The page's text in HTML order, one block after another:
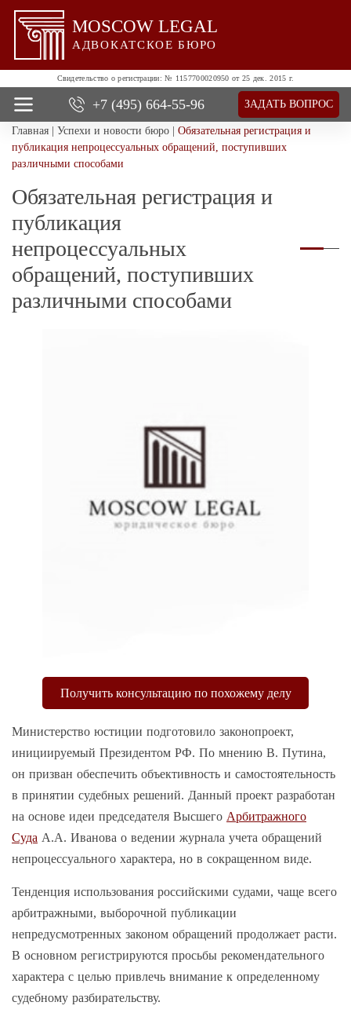
MOSCOW LEGAL
АДВОКАТСКОЕ БЮРО
Свидетельство о регистрации:№ 1157700020950 от 25 дек. 2015 г.
О нас
Все услуги
Отзывы
Новости и успехи
Контакты
+7 (495) 664-55-96 ЗАДАТЬ ВОПРОС
Главная Успехи и новости бюро
Обязательная регистрация и
публикация непроцессуальных обращений, поступивших
различными способами
Обязательная регистрация и
публикация
непроцессуальных
обращений, поступивших
различными способами
Получить консультацию по похожему делу
Министерство юстиции подготовило законопроект,
инициируемый Президентом РФ. По мнению В. Путина,
он призван обеспечить объективность и самостоятельность
в принятии судебных решений. Данный проект разработан
на основе идеи председателя Высшего Арбитражного
Суда А.А. Иванова о ведении журнала учета обращений
непроцессуального характера, но в сокращенном виде.
Тенденция использования российскими судами, чаще всего
арбитражными, выборочной публикации
непредусмотренных законом обращений продолжает расти.
В основном регистрируются просьбы рекомендательного
характера с целью привлечь внимание к определенному
судебному разбирательству.